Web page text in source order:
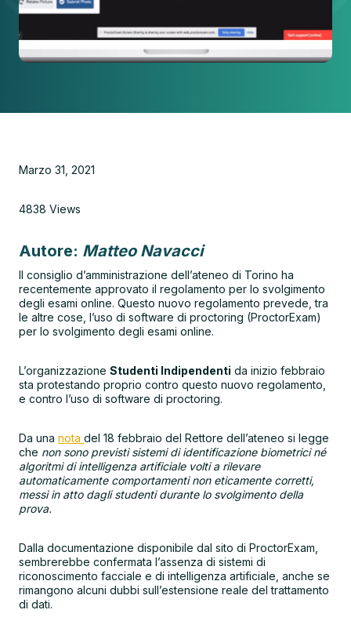
Marzo 31, 2021
4838 Views
Autore: Matteo Navacci
Il consiglio d’amministrazione dell’ateneo di Torino ha
recentemente approvato il regolamento per lo svolgimento
degli esami online. Questo nuovo regolamento prevede, tra
le altre cose, l’uso di software di proctoring (ProctorExam)
per lo svolgimento degli esami online.
L’organizzazione Studenti Indipendenti da inizio febbraio
sta protestando proprio contro questo nuovo regolamento,
e contro l’uso di software di proctoring.
Da una nota del 18 febbraio del Rettore dell’ateneo si legge
che non sono previsti sistemi di identificazione biometrici né
algoritmi di intelligenza artificiale volti a rilevare
automaticamente comportamenti non eticamente corretti,
messi in atto dagli studenti durante lo svolgimento della
prova.
Dalla documentazione disponibile dal sito di ProctorExam,
sembrerebbe confermata l’assenza di sistemi di
riconoscimento facciale e di intelligenza artificiale, anche se
rimangono alcuni dubbi sull’estensione reale del trattamento
di dati.